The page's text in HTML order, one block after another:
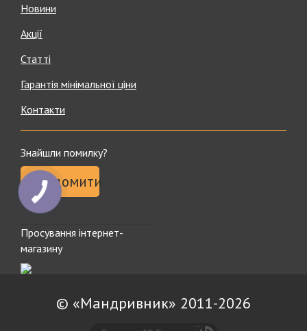
Новини
Акції
Статті
Гарантія мінімальної ціни
Контакти
Знайшли помилку?
Повідомити
Просування інтернет-
магазину
© «Мандривник» 2011-2026